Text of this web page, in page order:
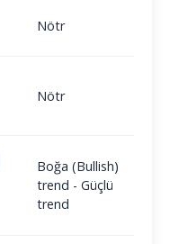
Nötr
Nötr
Boğa (Bullish)
trend - Güçlü
trend